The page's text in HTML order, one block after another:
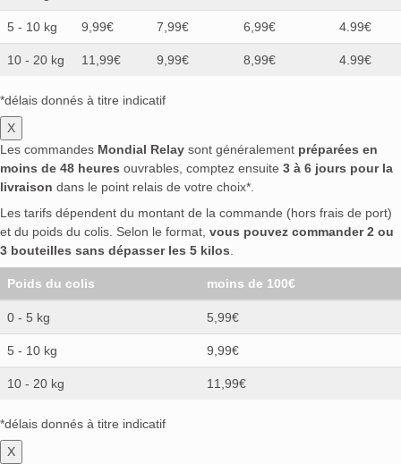
5 - 10 kg 9,99€ 7,99€ 6,99€ 4.99€
10 - 20 kg 11,99€ 9,99€ 8,99€ 4.99€
*délais donnés à titre indicatif
X
Les commandes Mondial Relay sont généralement préparées en
moins de 48 heures ouvrables, comptez ensuite 3 à 6 jours pour la
livraison dans le point relais de votre choix*.
Les tarifs dépendent du montant de la commande (hors frais de port)
et du poids du colis. Selon le format, vous pouvez commander 2 ou
3 bouteilles sans dépasser les 5 kilos
Poids du colis moins de 100€
0 - 5 kg 5,99€
5 - 10 kg 9,99€
10 - 20 kg 11,99€
*délais donnés à titre indicatif
X